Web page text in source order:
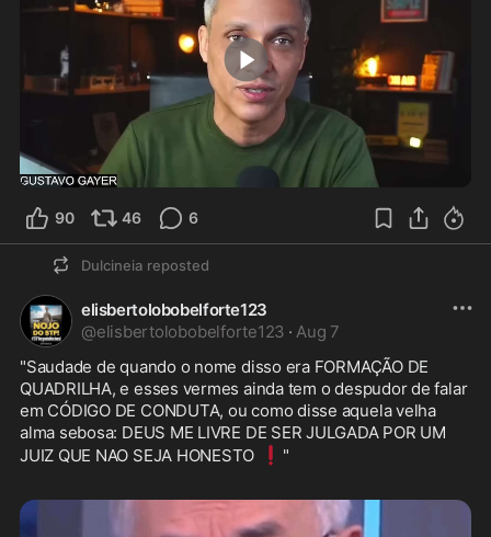
5:45
90 46 6
Dulcineia reposted
elisbertolobobelforte123
@elisbertolobobelforte123 · Aug 7
"Saudade de quando o nome disso era FORMAÇÃO DE
QUADRILHA, e esses vermes ainda tem o despudor de falar
em CÓDIGO DE CONDUTA, ou como disse aquela velha
alma sebosa: DEUS ME LIVRE DE SER JULGADA POR UM
JUIZ QUE NAO SEJA HONESTO
❗ "